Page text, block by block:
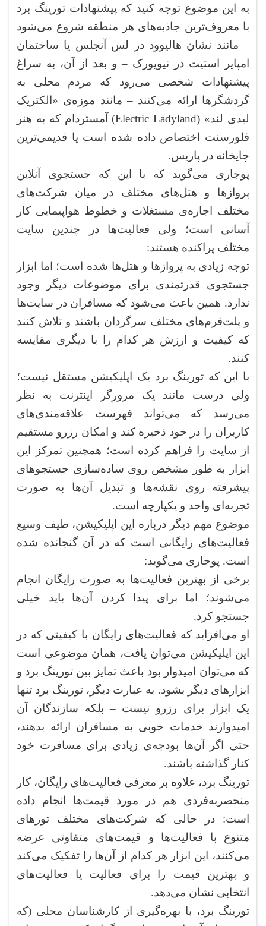
به این موضوع توجه کنید که پیشنهادات تورینگ برد
با معروف‌ترین جاذبه‌های هر منطقه شروع می‌شود
– مانند نشان هالیوود در لس آنجلس یا ساختمان
امپایر استیت در نیویورک – و بعد از آن، به سراغ
پیشنهادات شخصی می‌رود که مردم محلی به
گردشگرها ارائه می‌کنند – مانند موزه‌ی «الکتریک
لیدی لند» (Electric Ladyland) آمستردام که به هنر
فلورسنت اختصاص داده شده است یا قدیمی‌ترین
چایخانه در پاریس.
پوجاری می‌گوید که با این که جستجوی آنلاین
پروازها و هتل‌های مختلف در میان شرکت‌های
مختلف اجاره‌ی مستغلات و خطوط هواپیمایی کار
آسانی است؛ ولی فعالیت‌ها در چندین سایت
مختلف پراکنده هستند:
توجه زیادی به پروازها و هتل‌ها شده است؛ اما ابزار
جستجوی قدرتمندی برای موضوعات دیگر وجود
ندارد. همین باعث می‌شود که مسافران در سایت‌ها
و پلت‌فرم‌های مختلف سرگردان باشند و تلاش کنند
که کیفیت و ارزش هر کدام را با دیگری مقایسه
کنند.
با این که تورینگ برد یک اپلیکیشن مستقل نیست؛
ولی درست مانند یک مرورگر اینترنت به نظر
می‌رسد که می‌تواند فهرست علاقه‌مندی‌های
کاربران را در خود ذخیره کند و امکان رزرو مستقیم
از سایت را فراهم کرده است؛ همچنین تمرکز این
ابزار به طور مشخص روی ساده‌سازی جستجوهای
پیشرفته روی نقشه‌ها و تبدیل آن‌ها به صورت
تجربه‌ای واحد و یکپارچه است.
موضوع مهم دیگر درباره این اپلیکیشن، طیف وسیع
فعالیت‌های رایگانی است که در آن گنجانده شده
است. پوجاری می‌گوید:
برخی از بهترین فعالیت‌ها به صورت رایگان انجام
می‌شوند؛ اما برای پیدا کردن آن‌ها باید خیلی
جستجو کرد.
او می‌افزاید که فعالیت‌های رایگان با کیفیتی که در
این اپلیکیشن می‌توان یافت، همان موضوعی است
که می‌توان امیدوار بود باعث تمایز بین تورینگ برد و
ابزارهای دیگر بشود. به عبارت دیگر، تورینگ برد تنها
یک ابزار برای رزرو نیست – بلکه سازندگان آن
امیدوارند خدمات خوبی به مسافران ارائه بدهند،
حتی اگر آن‌ها بودجه‌ی زیادی برای مسافرت خود
کنار گذاشته باشند.
تورینگ برد، علاوه بر معرفی فعالیت‌های رایگان، کار
منحصربه‌فردی هم در مورد قیمت‌ها انجام داده
است: در حالی که شرکت‌های مختلف تورهای
متنوع با فعالیت‌ها و قیمت‌های متفاوتی عرضه
می‌کنند، این ابزار هر کدام از آن‌ها را تفکیک می‌کند
و بهترین قیمت را برای فعالیت یا فعالیت‌های
انتخابی نشان می‌دهد.
تورینگ برد، با بهره‌گیری از کارشناسان محلی (که